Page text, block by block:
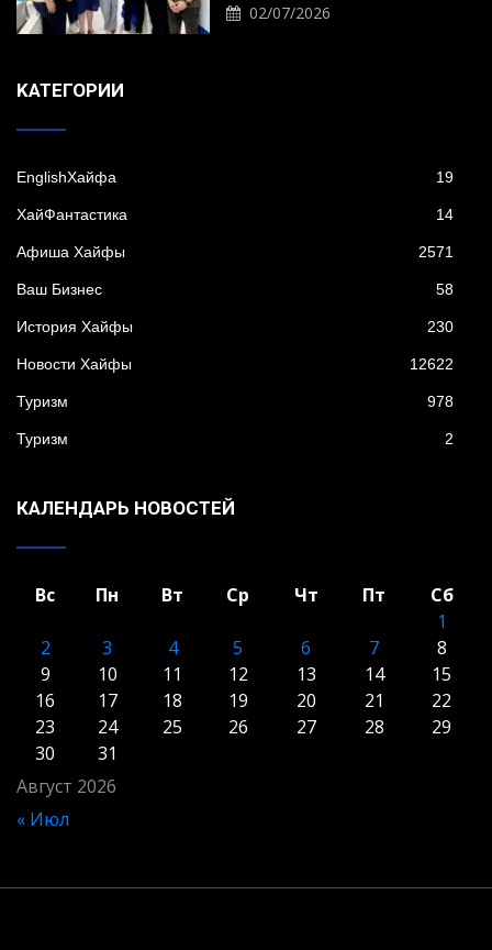
02/07/2026
KАТЕГОРИИ
EnglishХайфа 19
XайФантастика 14
Афиша Хайфы 2571
Ваш Бизнес 58
История Хайфы 230
Новости Хайфы 12622
Туризм 978
Туризм 2
КАЛЕНДАРЬ НОВОСТЕЙ
Август 2026
Вс Пн Вт Ср Чт Пт
Сб
1
2
3 4 5 6 7
8
9
10 11 12 13 14
15
16
17 18 19 20 21
22
23
24 25 26 27 28
29
30
31
« Июл